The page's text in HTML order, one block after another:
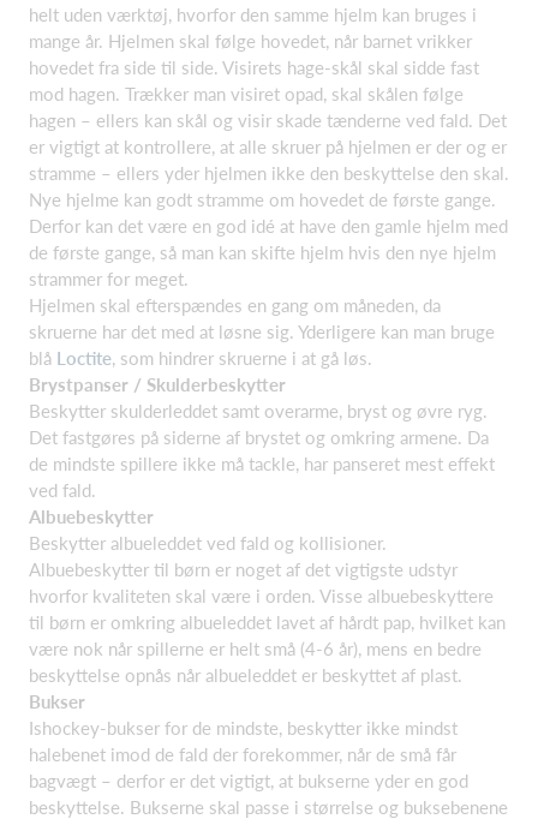
helt uden værktøj, hvorfor den samme hjelm kan bruges i
mange år. Hjelmen skal følge hovedet, når barnet vrikker
hovedet fra side til side. Visirets hage-skål skal sidde fast
mod hagen. Trækker man visiret opad, skal skålen følge
hagen – ellers kan skål og visir skade tænderne ved fald. Det
er vigtigt at kontrollere, at alle skruer på hjelmen er der og er
stramme – ellers yder hjelmen ikke den beskyttelse den skal.
Nye hjelme kan godt stramme om hovedet de første gange.
Derfor kan det være en god idé at have den gamle hjelm med
de første gange, så man kan skifte hjelm hvis den nye hjelm
strammer for meget.
Hjelmen skal efterspændes en gang om måneden, da
skruerne har det med at løsne sig. Yderligere kan man bruge
blå Loctite, som hindrer skruerne i at gå løs.
Brystpanser / Skulderbeskytter
Beskytter skulderleddet samt overarme, bryst og øvre ryg.
Det fastgøres på siderne af brystet og omkring armene. Da
de mindste spillere ikke må tackle, har panseret mest effekt
ved fald.
Albuebeskytter
Beskytter albueleddet ved fald og kollisioner.
Albuebeskytter til børn er noget af det vigtigste udstyr
hvorfor kvaliteten skal være i orden. Visse albuebeskyttere
til børn er omkring albueleddet lavet af hårdt pap, hvilket kan
være nok når spillerne er helt små (4-6 år), mens en bedre
beskyttelse opnås når albueleddet er beskyttet af plast.
Bukser
Ishockey-bukser for de mindste, beskytter ikke mindst
halebenet imod de fald der forekommer, når de små får
bagvægt – derfor er det vigtigt, at bukserne yder en god
beskyttelse. Bukserne skal passe i størrelse og buksebenene